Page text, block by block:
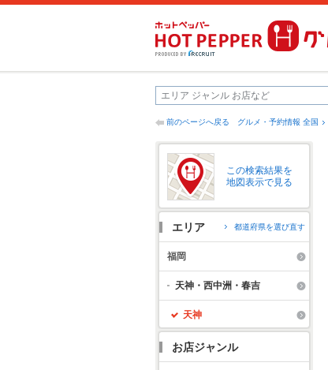
前のページへ戻る グルメ・予約情報 全国
この検索結果を
地図表示で見る
エリア 都道府県を選び直す
福岡
天神・西中洲・春吉
天神
お店ジャンル